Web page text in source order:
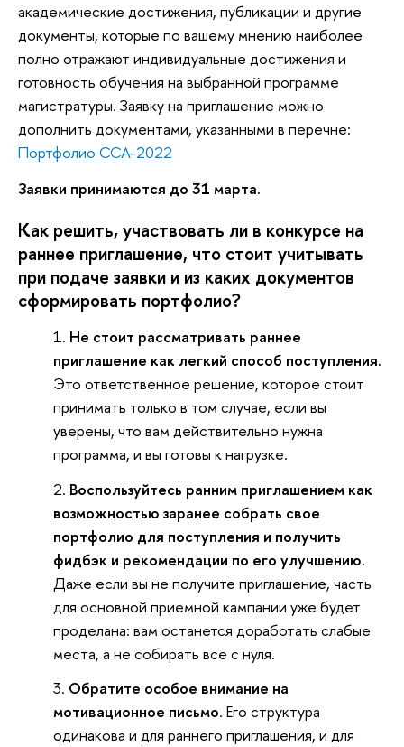
академические достижения, публикации и другие
документы, которые по вашему мнению наиболее
полно отражают индивидуальные достижения и
готовность обучения на выбранной программе
магистратуры. Заявку на приглашение можно
дополнить документами, указанными в перечне:
Портфолио ССА-2022
Заявки принимаются до 31 марта.
Как решить, участвовать ли в конкурсе на
раннее приглашение, что стоит учитывать
при подаче заявки и из каких документов
сформировать портфолио?
Не стоит рассматривать раннее
приглашение как легкий способ поступления.
Это ответственное решение, которое стоит
принимать только в том случае, если вы
уверены, что вам действительно нужна
программа, и вы готовы к нагрузке.
Воспользуйтесь ранним приглашением как
возможностью заранее собрать свое
портфолио для поступления и получить
фидбэк и рекомендации по его улучшению.
Даже если вы не получите приглашение, часть
для основной приемной кампании уже будет
проделана: вам останется доработать слабые
места, а не собирать все с нуля.
Обратите особое внимание на
мотивационное письмо. Его структура
одинакова и для раннего приглашения, и для